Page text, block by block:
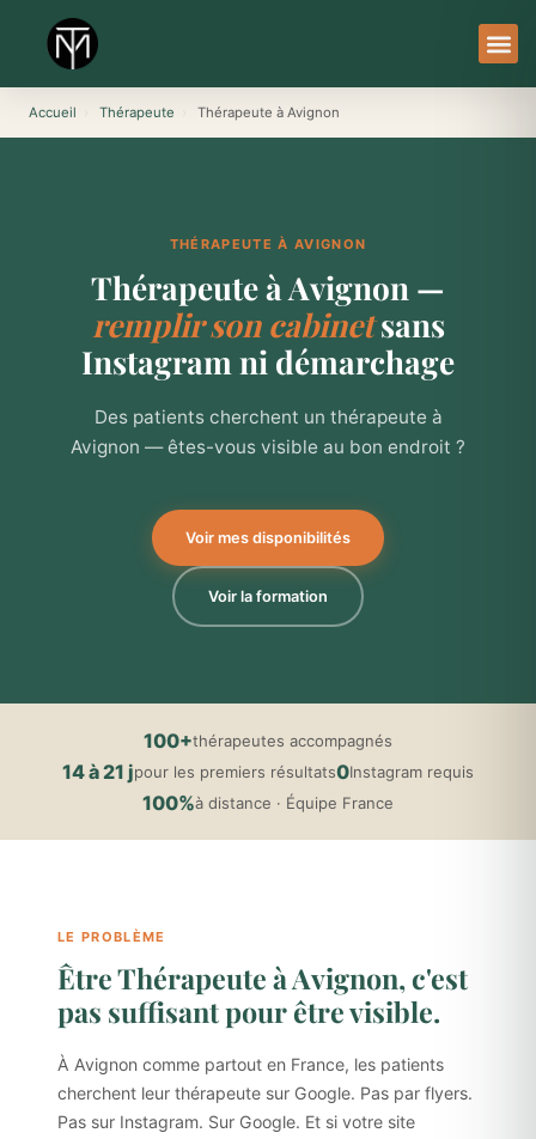
contenu
Accueil Thérapeute Thérapeute à Avignon
THÉRAPEUTE À AVIGNON
Thérapeute à Avignon —
remplir son cabinetsans
Instagram ni démarchage
Des patients cherchent un thérapeute à
Avignon — êtes-vous visible au bon endroit ?
Voir mes disponibilités
Voir la formation
100+thérapeutes accompagnés
14 à 21 jpour les premiers résultats0Instagram requis
100%à distance · Équipe France
LE PROBLÈME
Être Thérapeute à Avignon, c'est
pas suffisant pour être visible.
À Avignon comme partout en France, les patients
cherchent leur thérapeute sur Google. Pas par flyers.
Pas sur Instagram. Sur Google. Et si votre site